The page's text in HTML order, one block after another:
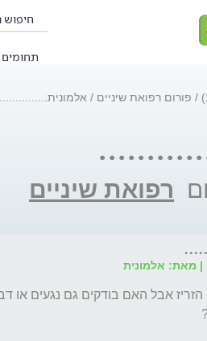
חיפוש
תחומים
פורום רפואת שיניים אלמונית...............
רפואת שיניים